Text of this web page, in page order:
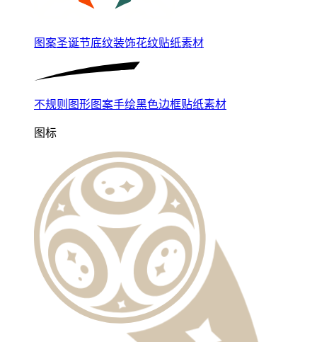
图案圣诞节底纹装饰花纹贴纸素材
不规则图形图案手绘黑色边框贴纸素材
图标